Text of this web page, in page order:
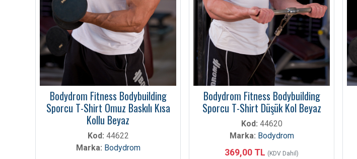
Bodydrom Fitness Bodybuilding
Sporcu T-Shirt Omuz Baskılı Kısa
Kollu Beyaz
Kod: 44622
Marka: Bodydrom
Bodydrom Fitness Bodybuilding
Sporcu T-Shirt Düşük Kol Beyaz
Kod: 44620
Marka: Bodydrom
369,00 TL (KDV Dahil)